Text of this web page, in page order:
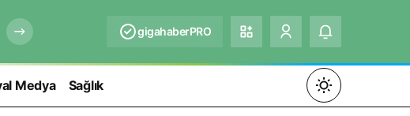
gigahaberPRO
Medya Sağlık
Mod
değiştir